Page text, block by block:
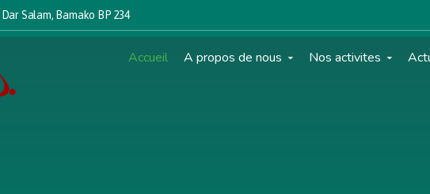
Dar Salam, Bamako BP 234
Accueil A propos de nous Nos activites